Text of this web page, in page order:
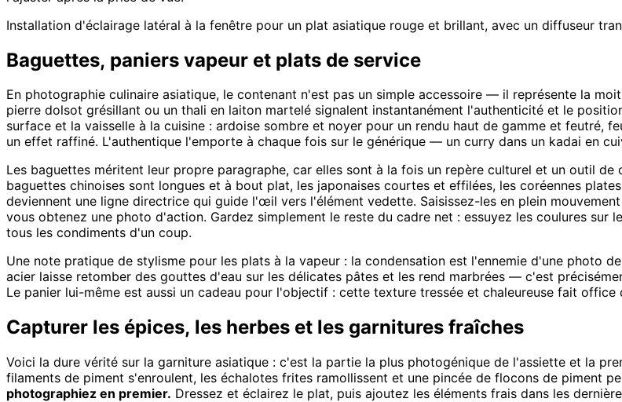
Installation d'éclairage latéral à la fenêtre pour un plat asiatique rouge et brillant, avec un diffuseur
Baguettes, paniers vapeur et plats de service
En photographie culinaire asiatique, le contenant n'est pas un simple accessoire — il représente la
pierre dolsot grésillant ou un thali en laiton martelé signalent instantanément l'authenticité et le
surface et la vaisselle à la cuisine : ardoise sombre et noyer pour un rendu haut de gamme et feutré,
un effet raffiné. L'authentique l'emporte à chaque fois sur le générique — un curry dans un kadai en
Les baguettes méritent leur propre paragraphe, car elles sont à la fois un repère culturel et un outil
baguettes chinoises sont longues et à bout plat, les japonaises courtes et effilées, les coréennes
deviennent une ligne directrice qui guide l'œil vers l'élément vedette. Saisissez-les en plein
vous obtenez une photo d'action. Gardez simplement le reste du cadre net : essuyez les coulures sur
tous les condiments d'un coup.
Une note pratique de stylisme pour les plats à la vapeur : la condensation est l'ennemie d'une photo
acier laisse retomber des gouttes d'eau sur les délicates pâtes et les rend marbrées — c'est
Le panier lui-même est aussi un cadeau pour l'objectif : cette texture tressée et chaleureuse fait
Capturer les épices, les herbes et les garnitures fraîches
Voici la dure vérité sur la garniture asiatique : c'est la partie la plus photogénique de l'assiette et la
filaments de piment s'enroulent, les échalotes frites ramollissent et une pincée de flocons de piment
photographiez en premier. Dressez et éclairez le plat, puis ajoutez les éléments frais dans les